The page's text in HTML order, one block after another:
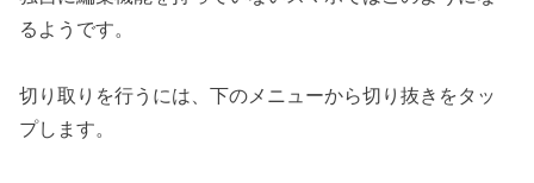
るようです。
切り取りを行うには、下のメニューから切り抜きをタッ
プします。